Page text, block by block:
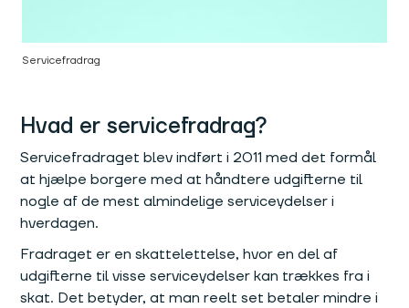
Servicefradrag
Hvad er servicefradrag?
Servicefradraget blev indført i 2011 med det formål
at hjælpe borgere med at håndtere udgifterne til
nogle af de mest almindelige serviceydelser i
hverdagen.
Fradraget er en skattelettelse, hvor en del af
udgifterne til visse serviceydelser kan trækkes fra i
skat. Det betyder, at man reelt set betaler mindre i